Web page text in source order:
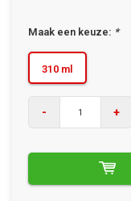
Maak een keuze: *
310 ml
- +